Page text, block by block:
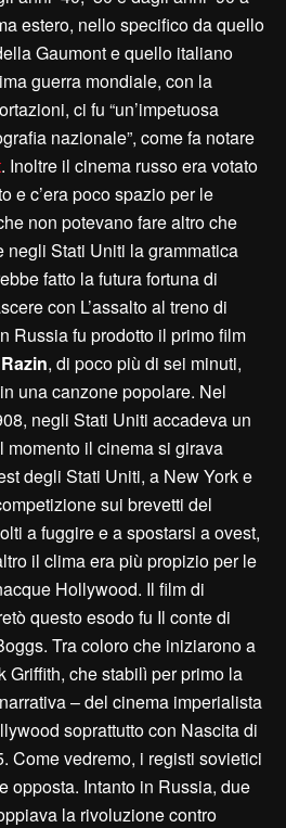
estero, nello specifico da quello
Gaumont e quello italiano
guerra mondiale, con la
ci fu “un’impetuosa
nazionale”, come fa notare
. Inoltre il cinema russo era votato
e c’era poco spazio per le
non potevano fare altro che
negli Stati Uniti la grammatica
fatto la futura fortuna di
con L’assalto al treno di
Russia fu prodotto il primo film
, di poco più di sei minuti,
una canzone popolare. Nel
negli Stati Uniti accadeva un
momento il cinema si girava
degli Stati Uniti, a New York e
sui brevetti del
a fuggire e a spostarsi a ovest,
il clima era più propizio per le
Hollywood. Il film di
questo esodo fu Il conte di
Tra coloro che iniziarono a
Griffith, che stabilì per primo la
– del cinema imperialista
soprattutto con Nascita di
Come vedremo, i registi sovietici
opposta. Intanto in Russia, due
la rivoluzione contro